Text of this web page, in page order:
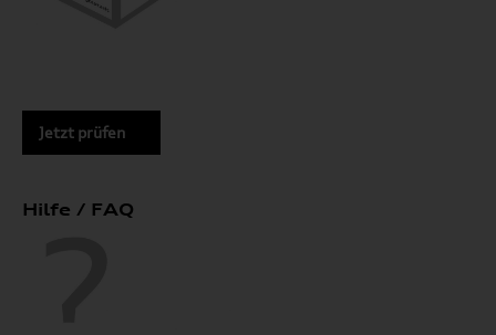
Jetzt prüfen
Hilfe / FAQ